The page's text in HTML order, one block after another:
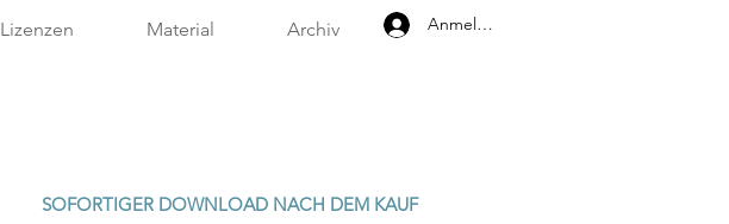
Lizenzen Material Archiv Anmelden
SOFORTIGER DOWNLOAD NACH DEM KAUF